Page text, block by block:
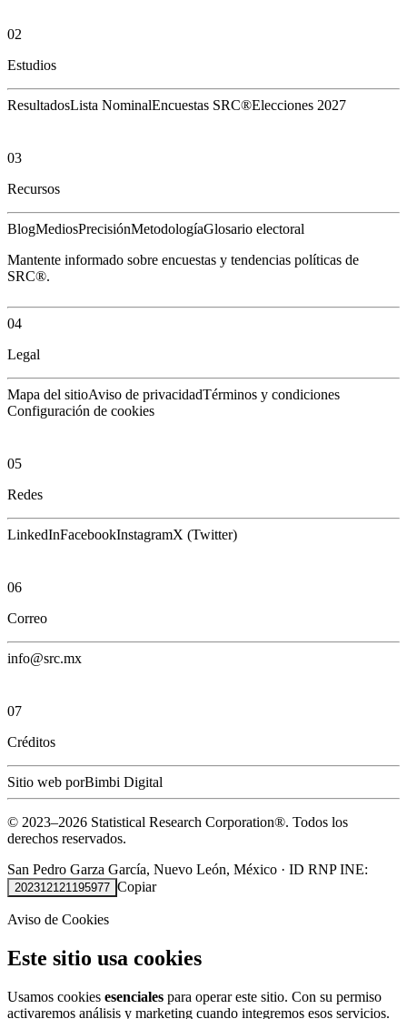
02
Estudios
ResultadosLista NominalEncuestas SRC®Elecciones 2027
03
Recursos
BlogMediosPrecisiónMetodologíaGlosario electoral
Mantente informado sobre encuestas y tendencias políticas de
SRC®.
04
Legal
Mapa del sitioAviso de privacidadTérminos y condiciones
Configuración de cookies
05
Redes
LinkedInFacebookInstagramX (Twitter)
06
Correo
info@src.mx
07
Créditos
Sitio web porBimbi Digital
© 2023–2026 Statistical Research Corporation®. Todos los
derechos reservados.
San Pedro Garza García, Nuevo León, México · ID RNP INE:
202312121195977 Copiar
Aviso de Cookies
Este sitio usa cookies
Usamos cookies esenciales para operar este sitio. Con su permiso
activaremos análisis y marketing cuando integremos esos servicios.